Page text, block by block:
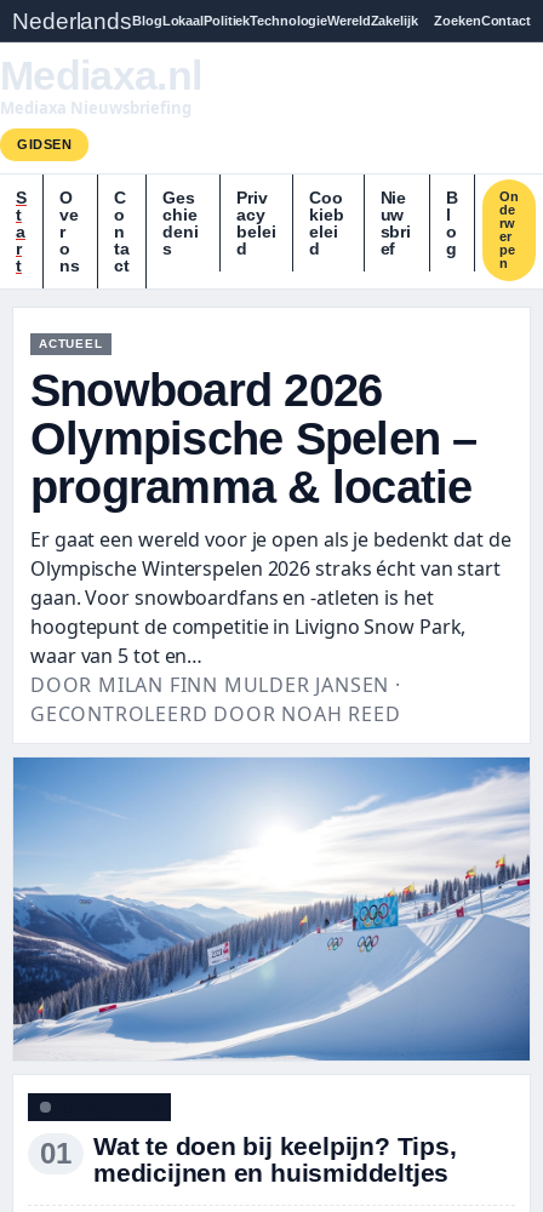
NederlandsBlogLokaalPolitiekTechnologieWereldZakelijk ZoekenContact
Mediaxa.nl
Mediaxa Nieuwsbriefing
GIDSEN
S
t
a
r
t
O
ve
r
o
ns
C
o
n
ta
ct
Ges
chie
deni
s
Priv
acy
belei
d
Coo
kieb
elei
d
Nie
uw
sbri
ef
B
l
o
g
On
de
rw
er
pe
n
ACTUEEL
Snowboard 2026
Olympische Spelen –
programma & locatie
Er gaat een wereld voor je open als je bedenkt dat de
Olympische Winterspelen 2026 straks écht van start
gaan. Voor snowboardfans en -atleten is het
hoogtepunt de competitie in Livigno Snow Park,
waar van 5 tot en…
DOOR MILAN FINN MULDER JANSEN ·
GECONTROLEERD DOOR NOAH REED
Wat te doen bij keelpijn? Tips,
medicijnen en huismiddeltjes